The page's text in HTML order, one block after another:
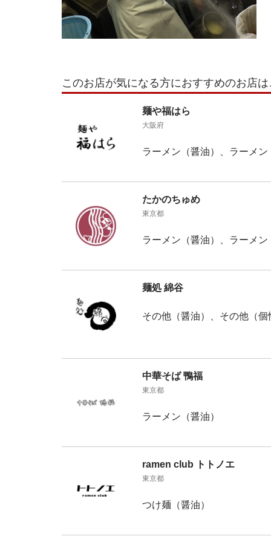
このお店が気になる方におすすめのお店
麺や福はら
大阪府
ラーメン（醤油）、ラーメン
たかのちゅめ
東京都
ラーメン（醤油）、ラーメン
麺処 綿谷
その他（醤油）、その他（個
中華そば 鴨福
東京都
ラーメン（醤油）
ramen club トトノエ
東京都
つけ麺（醤油）